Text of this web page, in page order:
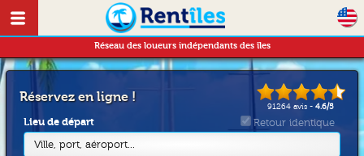
Réseau des loueurs indépendants des îles
91264 avis -4.6/5
Réservez en ligne !
Lieu de départ
Ville, port, aéroport...
Retour identique